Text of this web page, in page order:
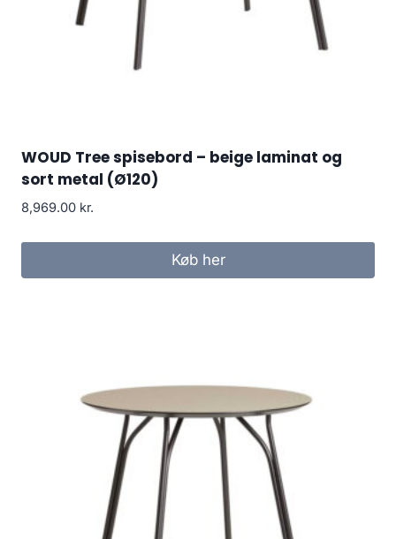
WOUD Tree spisebord – beige laminat og
sort metal (Ø120)
8,969.00 kr.
Køb her